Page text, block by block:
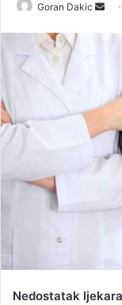
Goran Dakic
n
a
Nedostatak